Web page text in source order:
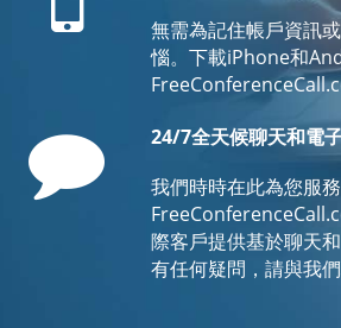
無需為記住帳戶資訊
惱。下載iPhone和
Comment
24/7全天候聊天和電
我們時時在此為您服務
際客戶提供基於聊天
有任何疑問，請與我們